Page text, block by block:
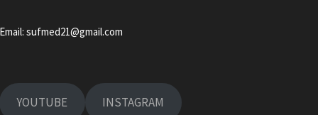
sufmed21@gmail.com
YOUTUBE INSTAGRAM